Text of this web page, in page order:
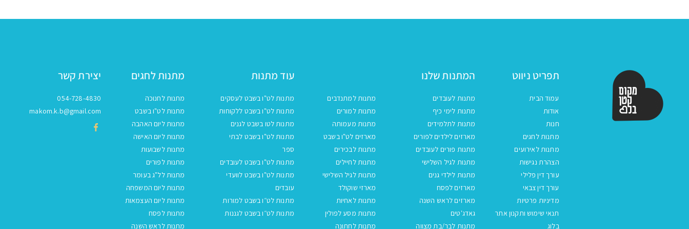
תפריט ניווט
עמוד הבית
אודות
חנות
מתנות לחגים
מתנות לאירועים
הצהרת נגישות
עורך דין פלילי
עורך דין צבאי
מדיניות פרטיות
תנאי שימוש ותקנון אתר
בלוג
המתנות שלנו
מתנות לעובדים
מתנות למתנדבים
מתנות לימי כיף
מתנות למורים
מתנות לתלמידים
מתנות מעמותה
מארזים לילדים לפורים
מארזים לט"ו בשבט
מתנות פורים לעובדים
מתנות לבכירים
מתנות לגיל השלישי
מתנות לחיילים
מתנות לילדי גנים
מתנות לגיל השלישי
מארזים לפסח
מארזי שוקולד
מארזים לראש השנה
מתנות לאחיות
גאדג'טים
מתנות מסע לפולין
מתנות לבר/בת מצווה
מתנות לחתונה
עוד מתנות
מתנות לט"ו בשבט לעסקים
מתנות לט"ו בשבט ללקוחות
מתנות לטו בשבט לגנים
מתנות לט"ו בשבט לבתי
ספר
מתנות לט"ו בשבט לעובדים
מתנות לט"ו בשבט לוועדי
עובדים
מתנות לט״ו בשבט למורות
מתנות לט״ו בשבט לגננות
מתנות לחגים
מתנות לחנוכה
מתנות לט"ו בשבט
מתנות ליום האהבה
מתנות ליום האישה
מתנות לשבועות
מתנות לפורים
מתנות לל"ג בעומר
מתנות ליום המשפחה
מתנות ליום העצמאות
מתנות לפסח
מתנות לראש השנה
יצירת קשר
054-728-4830
makom.k.b@gmail.com